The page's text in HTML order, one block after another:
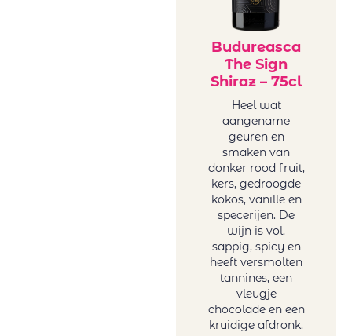
Budureasca
The Sign
Shiraz – 75cl
Heel wat
aangename
geuren en
smaken van
donker rood fruit,
kers, gedroogde
kokos, vanille en
specerijen. De
wijn is vol,
sappig, spicy en
heeft versmolten
tannines, een
vleugje
chocolade en een
kruidige afdronk.